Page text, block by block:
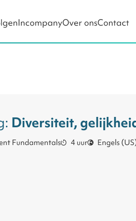
IncompanyOver onsContact
Diversiteit,
Fundamentals 4 uur Engels